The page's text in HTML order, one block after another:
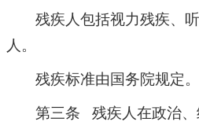
残疾人包括视力残疾、
人。
残疾标准由国务院规定。
第三条 残疾人在政治、